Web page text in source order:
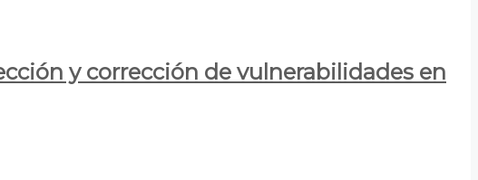
y corrección de vulnerabilidades en